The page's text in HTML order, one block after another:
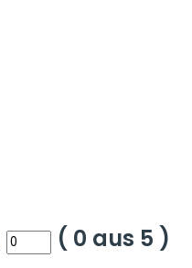
( 0 aus 5 )